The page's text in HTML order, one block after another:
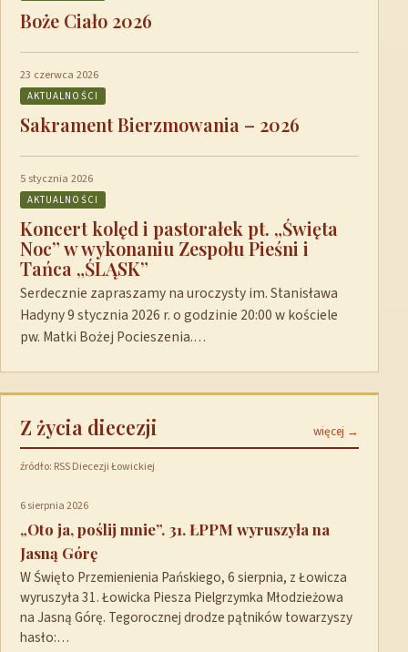
Boże Ciało 2026
23 czerwca 2026
AKTUALNOŚCI
Sakrament Bierzmowania – 2026
5 stycznia 2026
AKTUALNOŚCI
Koncert kolęd i pastorałek pt. „Święta
Noc” w wykonaniu Zespołu Pieśni i
Tańca „ŚLĄSK”
Serdecznie zapraszamy na uroczysty im. Stanisława
Hadyny 9 stycznia 2026 r. o godzinie 20:00 w kościele
pw. Matki Bożej Pocieszenia.…
Z życia diecezji więcej →
źródło: RSS Diecezji Łowickiej
6 sierpnia 2026
„Oto ja, poślij mnie”. 31. ŁPPM wyruszyła na
Jasną Górę
W Święto Przemienienia Pańskiego, 6 sierpnia, z Łowicza
wyruszyła 31. Łowicka Piesza Pielgrzymka Młodzieżowa
na Jasną Górę. Tegorocznej drodze pątników towarzyszy
hasło:…